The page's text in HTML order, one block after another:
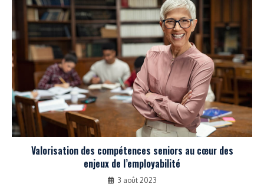
Valorisation des compétences seniors au cœur des
enjeux de l’employabilité
3 août 2023